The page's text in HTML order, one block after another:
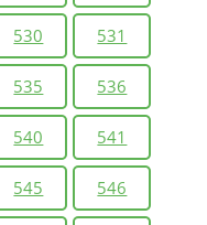
530 531
535 536
540 541
545 546